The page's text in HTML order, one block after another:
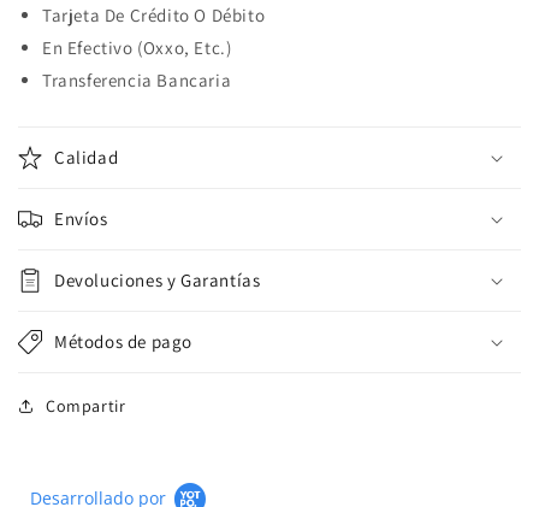
Tarjeta De Crédito O Débito
En Efectivo (Oxxo, Etc.)
Transferencia Bancaria
Calidad
Envíos
Devoluciones y Garantías
Métodos de pago
Compartir
Desarrollado por